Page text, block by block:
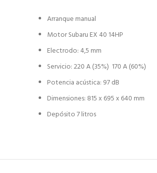
Arranque manual
Motor Subaru EX 40 14HP
Electrodo: 4,5 mm
Servicio: 220 A (35%) 170 A (60%)
Potencia acústica: 97 dB
Dimensiones: 815 x 695 x 640 mm
Depósito 7 litros